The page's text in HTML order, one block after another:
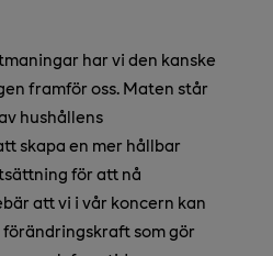
har vi den kanske
framför oss. Maten står
hushållens
skapa en mer hållbar
för att nå
att vi i vår koncern kan
som gör